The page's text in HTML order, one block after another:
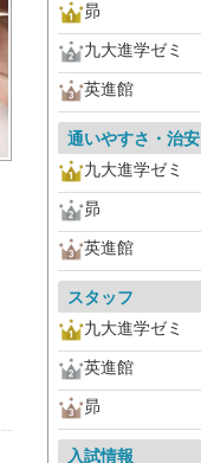
昴
九大進学ゼミ
英進館
通いやすさ・治安
九大進学ゼミ
昴
英進館
スタッフ
九大進学ゼミ
英進館
昴
入試情報